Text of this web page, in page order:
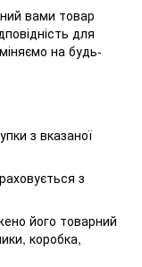
вами товар
для
на будь-
з вказаної
з
його товарний
коробка,